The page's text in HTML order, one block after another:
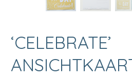
‘CELEBRATE’